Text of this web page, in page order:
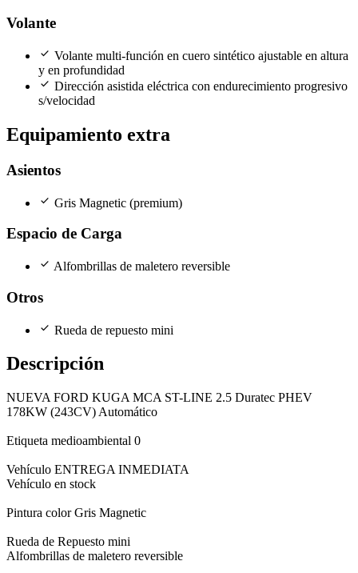
Volante
check Volante multi-función en cuero sintético ajustable en altura
y en profundidad
check Dirección asistida eléctrica con endurecimiento progresivo
s/velocidad
Equipamiento extra
Asientos
check Gris Magnetic (premium)
Espacio de Carga
check Alfombrillas de maletero reversible
Otros
check Rueda de repuesto mini
Descripción
NUEVA FORD KUGA MCA ST-LINE 2.5 Duratec PHEV
178KW (243CV) Automático
Etiqueta medioambiental 0
Vehículo ENTREGA INMEDIATA
Vehículo en stock
Pintura color Gris Magnetic
Rueda de Repuesto mini
Alfombrillas de maletero reversible